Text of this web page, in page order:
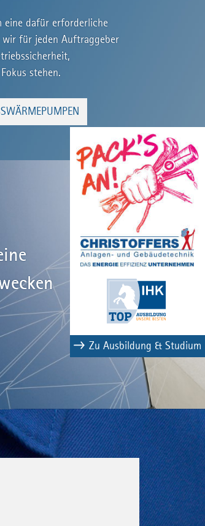
eine dafür erforderliche
wir für jeden Auftraggeber
stehen.
Zu Ausbildung & Studium